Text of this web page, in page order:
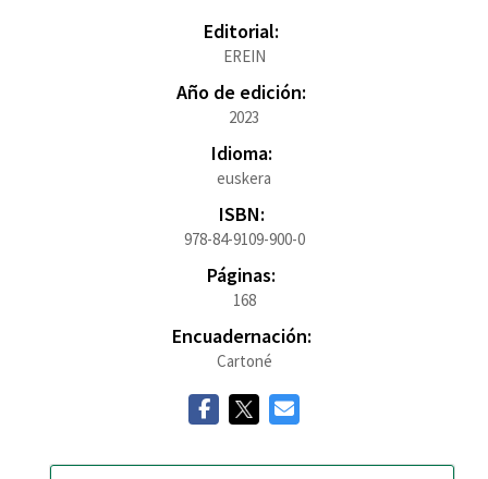
Editorial:
EREIN
Año de edición:
2023
Idioma:
euskera
ISBN:
978-84-9109-900-0
Páginas:
168
Encuadernación:
Cartoné